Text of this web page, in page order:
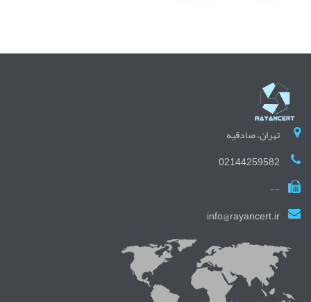
تهران، صادقیه
02144259582
--
info@rayancert.ir